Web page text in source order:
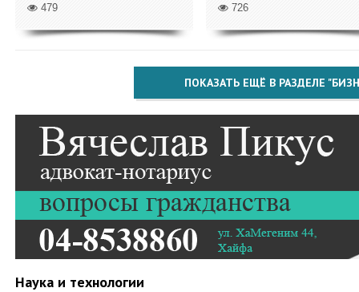
479 726
ПОКАЗАТЬ ЕЩЁ В РАЗДЕЛЕ
Наука и технологии